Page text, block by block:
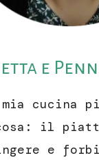
e
mia cucina
il
e